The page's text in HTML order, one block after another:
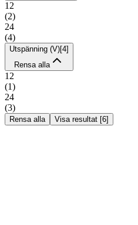
12
(2)
24
(4)
Utspänning (V)[4]
Rensa alla
12
(1)
24
(3)
Rensa alla Visa resultat [6]